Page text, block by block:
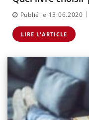
Publié le 13.06.2020 |
LIRE L'ARTICLE